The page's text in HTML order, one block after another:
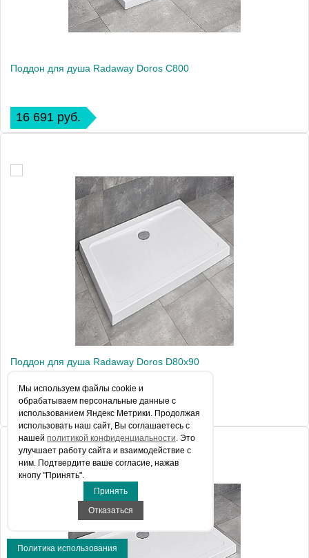
Поддон для душа Radaway Doros C800
16 691 руб.
Поддон для душа Radaway Doros D80x90
17 545 руб.
Политика использования
Мы используем файлы сookie и
обрабатываем персональные данные с
использованием Яндекс Метрики. Продолжая
использовать наш сайт, Вы соглашаетесь с
нашей политикой конфиденциальности. Это
улучшает работу сайта и взаимодействие с
ним. Подтвердите ваше согласие, нажав
кнопу "Принять".
Принять
Отказаться